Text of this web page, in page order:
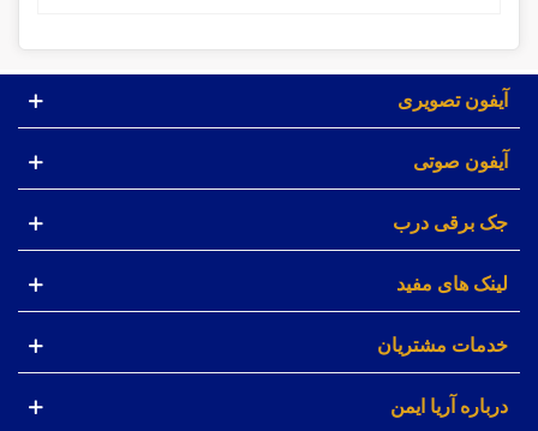
آیفون تصویری
آیفون صوتی
جک برقی درب
لینک های مفید
خدمات مشتریان
درباره آریا ایمن